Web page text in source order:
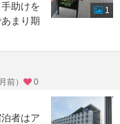
助けを
まり期
1
前） 0
者はア